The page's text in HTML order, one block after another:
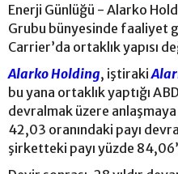
Enerji Günlüğü - Alarko
Grubu bünyesinde faaliyet
Carrier’da ortaklık yapısı
Alarko Holding, iştiraki
bu yana ortaklık yaptığı
devralmak üzere
42,03 oranındaki payı
şirketteki payı yüzde